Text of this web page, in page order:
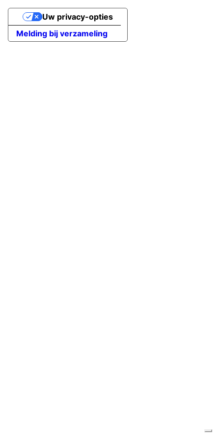
Melding bij verzameling
Uw privacy-opties